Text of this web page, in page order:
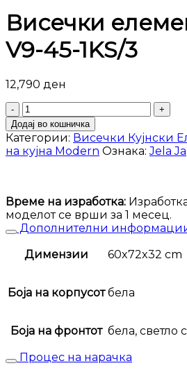
Висечки
V9-45-1KS/3
12,790 ден
Висечки
елемент
Modern
V9-
45-
Додај во кошничка
Категории: Висечки Кујнски
на кујна Modern Ознака:Jela
Време на изработка:
моделот се врши за 1 месец.
Дополнителни
Димензии
60x72x32 cm
Боја на корпусот бела
Боја на фронтот бела, светло
Процес на нарачка